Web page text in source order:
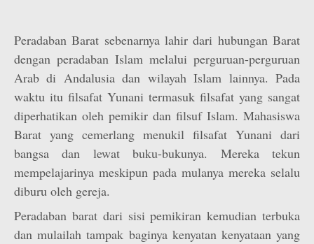
Peradaban Barat sebenarnya lahir dari hubungan Barat
dengan peradaban Islam melalui perguruan-perguruan
Arab di Andalusia dan wilayah Islam lainnya. Pada
waktu itu filsafat Yunani termasuk filsafat yang sangat
diperhatikan oleh pemikir dan filsuf Islam. Mahasiswa
Barat yang cemerlang menukil filsafat Yunani dari
bangsa dan lewat buku-bukunya. Mereka tekun
mempelajarinya meskipun pada mulanya mereka selalu
diburu oleh gereja.
Peradaban barat dari sisi pemikiran kemudian terbuka
dan mulailah tampak baginya kenyatan kenyataan yang